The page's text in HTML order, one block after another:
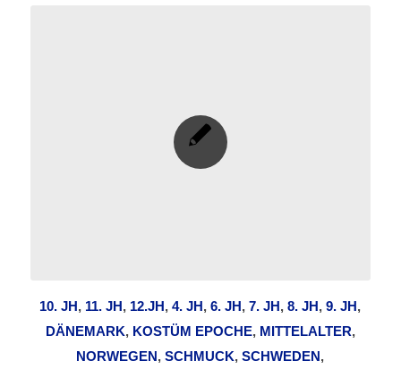
10. JH, 11. JH, 12.JH,4. JH,6. JH,7. JH,8. JH,9. JH,
DÄNEMARK, KOSTÜM EPOCHE, MITTELALTER,
NORWEGEN,SCHMUCK,SCHWEDEN,